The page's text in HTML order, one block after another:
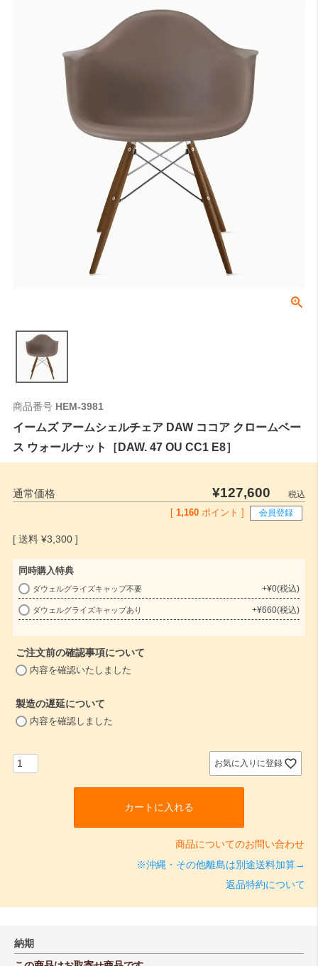
商品番号 HEM-3981
イームズ アームシェルチェア DAW ココア クロームベー
ス ウォールナット［DAW. 47 OU CC1 E8］
通常価格 ¥127,600
税込
1,160 ポイント ] 会員登録
¥3,300
同時購入特典
必
)
ダウェルグライズキャップ不要 +¥0 税込
ダウェルグライズキャップあり +¥660 税込
ご注文前の確認事項について
内容を確認いたしました
製造の遅延について
(
内容を確認しました
お気に入りに登録
カートに入れる
商品についてのお問い合わせ
※沖縄・その他離島は別途送料加算→
返品特約について
納期